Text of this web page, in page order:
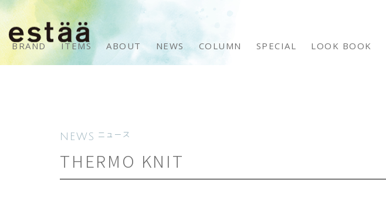
BRAND ITEMS ABOUT NEWS COLUMN SPECIAL LOOK BOOK
NEWS ニュース
THERMO KNIT